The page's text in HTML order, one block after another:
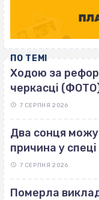
ПО ТЕМІ
Ходою за
черкасці
7 СЕРПНЯ 2026
Два сонця
причина у
7 СЕРПНЯ 2026
Померла